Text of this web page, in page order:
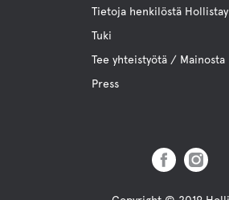
Tietoja henkilöstä Hollistay
Tuki
Tee yhteistyötä / Mainosta
Press